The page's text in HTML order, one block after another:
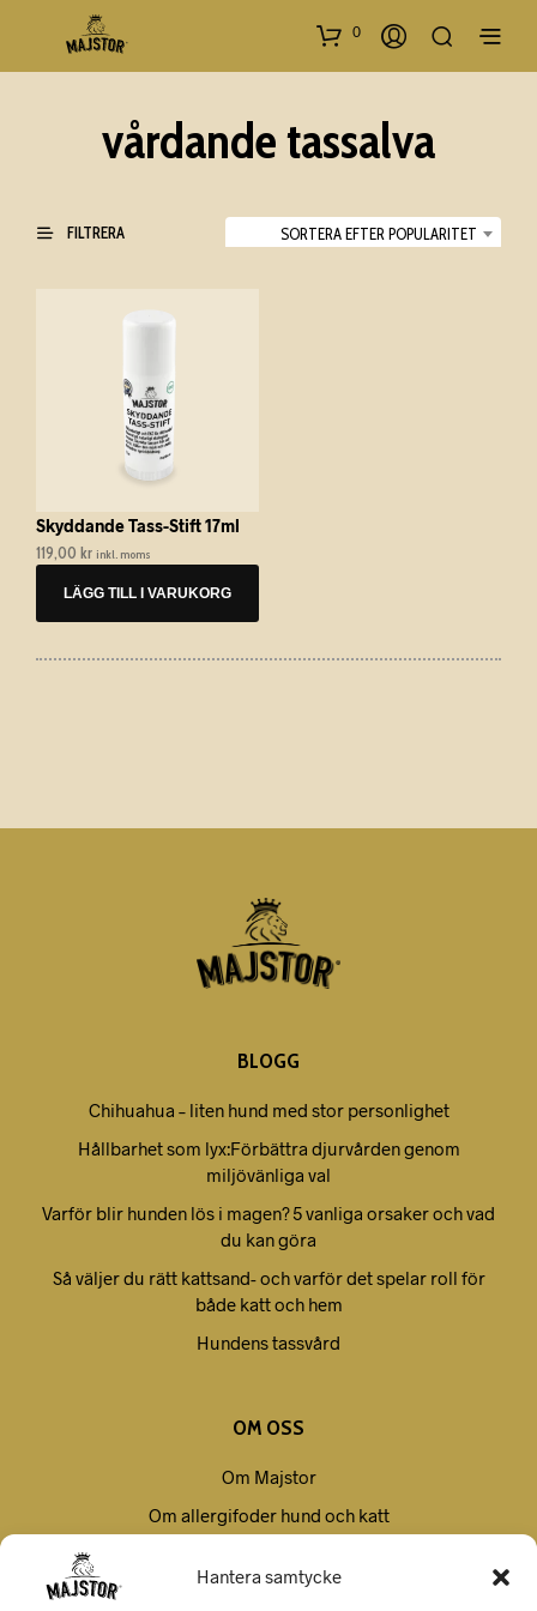
Hantera samtycke
0
vårdande tassalva
FILTRERA SORTERA EFTER POPULARITET
Skyddande Tass-Stift 17ml
119,00 kr inkl. moms
LÄGG TILL I VARUKORG
BLOGG
Chihuahua – liten hund med stor personlighet
Hållbarhet som lyx:Förbättra djurvården genom
miljövänliga val
Varför blir hunden lös i magen? 5 vanliga orsaker och vad
du kan göra
Så väljer du rätt kattsand- och varför det spelar roll för
både katt och hem
Hundens tassvård
OM OSS
Om Majstor
Om allergifoder hund och katt